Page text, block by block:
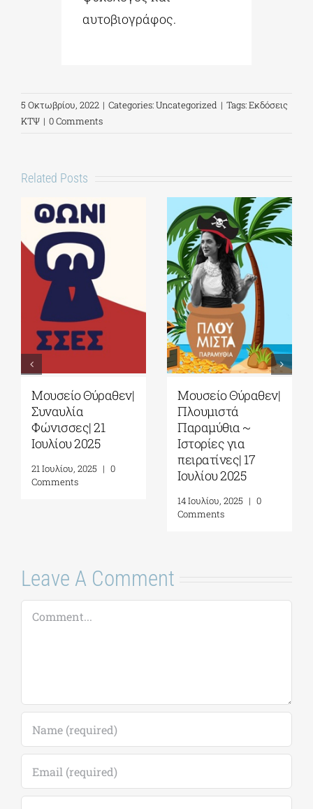
αυτοβιογράφος.
5 Οκτωβρίου, 2022 | Categories:Uncategorized | Tags:Εκδόσεις
ΚΤΨ | 0 Comments
Related Posts
Μουσείο Θύραθεν|
Συναυλία
Φώνισσες| 21
Ιουλίου 2025
21 Ιουλίου, 2025 | 0
Comments
Μουσείο Θύραθεν|
Πλουμιστά
Παραμύθια ~
Ιστορίες για
πειρατίνες| 17
Ιουλίου 2025
14 Ιουλίου, 2025 | 0
Comments
Leave A Comment
Comment